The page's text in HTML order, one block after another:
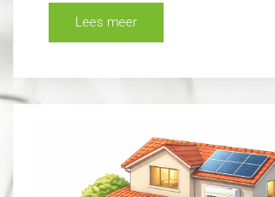
Lees meer